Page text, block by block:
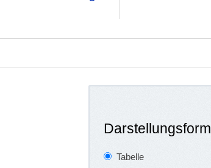
Darstellungsform
Tabelle